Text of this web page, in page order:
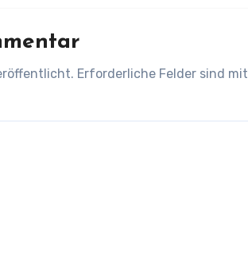
Erforderliche Felder sind mit